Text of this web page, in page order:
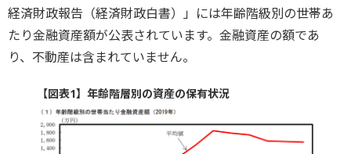
経済財政報告（経済財政白書）」には年齢階級別の世帯あ
たり金融資産額が公表されています。金融資産の額であ
り、不動産は含まれていません。
【図表1】年齢階層別の資産の保有状況